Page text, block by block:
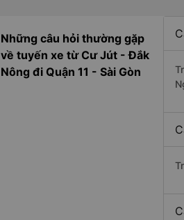
Những câu hỏi thường gặp
về tuyến xe từ Cư Jút - Đắk
Nông đi Quận 11 - Sài Gòn